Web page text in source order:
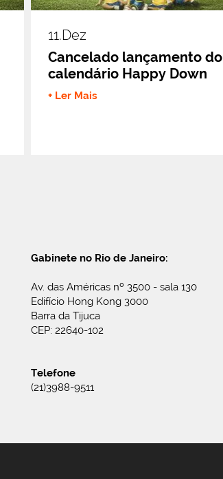
11.dez
Cancelado lançamento do
calendário Happy Down
+ Ler Mais
Gabinete no Rio de Janeiro:
Av. das Américas nº 3500 - sala 130
Edifício Hong Kong 3000
Barra da Tijuca
CEP: 22640-102
Telefone
(21)3988-9511